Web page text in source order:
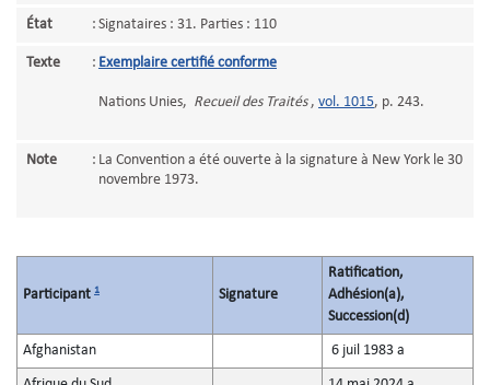
État : Signataires : 31. Parties : 110
Texte : Exemplaire certifié conforme
Nations Unies, Recueil des Traités, vol. 1015, p. 243.
Note : La Convention a été ouverte à la signature à New York le 30
novembre 1973.
Participant 1 Signature
Ratification,
Adhésion(a),
Succession(d)
Afghanistan 6 juil 1983 a